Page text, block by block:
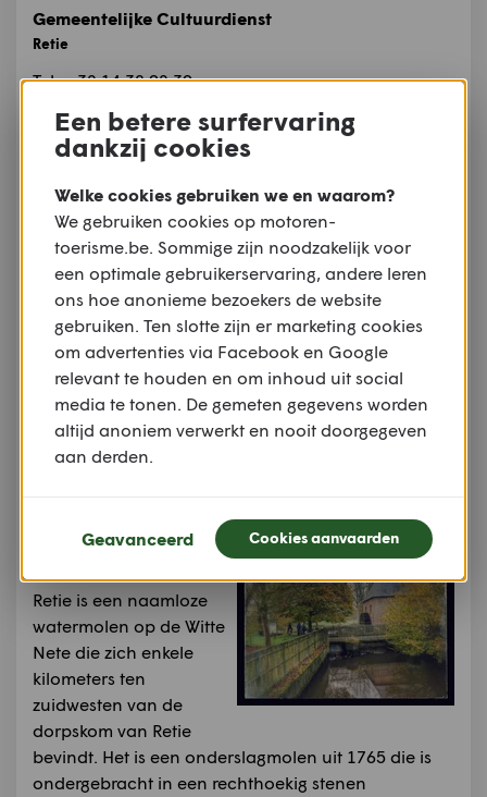
Gemeentelijke Cultuurdienst
Retie
Tel.: +32 14 38 92 39
Website: www.retie.be
filmvoorstelling: Een 'echt fake' volksverhaal
k.ERF creëert een nieuw, echt fake volksverhaal.
Vroeger werden straffe gebeurtenissen doorverteld
en vaak opnieuw ingekleurd met typische locaties
en lokale dorpsfiguren. Nu heel veel schriftelijk
geregistreerd wordt, komt dat proces in de
verdrukking. k.ERF lanceert een volksverhaal in de
regio. Het resultaat kun je als film komen bekijken.
Het Retiese verhaal kun je uiteraard komen
beluisteren.
Auteur:
Erfgoeddag
Retie is een naamloze
watermolen op de Witte
Nete die zich enkele
kilometers ten
zuidwesten van de
dorpskom van Retie
bevindt. Het is een onderslagmolen uit 1765 die is
ondergebracht in een rechthoekig stenen
Een betere surfervaring
dankzij cookies
Welke cookies gebruiken we en waarom?
We gebruiken cookies op motoren-
toerisme.be. Sommige zijn noodzakelijk voor
een optimale gebruikerservaring, andere leren
ons hoe anonieme bezoekers de website
gebruiken. Ten slotte zijn er marketing cookies
om advertenties via Facebook en Google
relevant te houden en om inhoud uit social
media te tonen. De gemeten gegevens worden
altijd anoniem verwerkt en nooit doorgegeven
aan derden.
Geavanceerd Cookies aanvaarden